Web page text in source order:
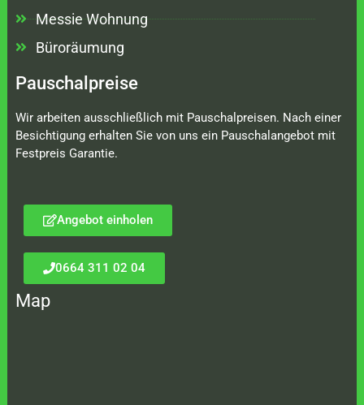
Messie Wohnung
Büroräumung
Pauschalpreise
Wir arbeiten ausschließlich mit Pauschalpreisen. Nach einer
Besichtigung erhalten Sie von uns ein Pauschalangebot mit
Festpreis Garantie.
Angebot einholen
0664 311 02 04
Map